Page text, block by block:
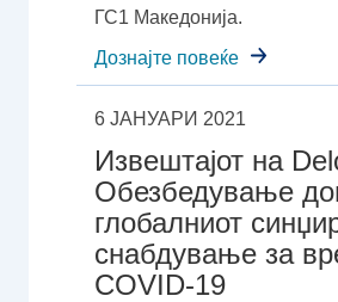
ГС1 Македонија.
Дознајте повеќе
6 ЈАНУАРИ 2021
Извештајот на
Обезбедување
глобалниот
снабдување за
COVID-19